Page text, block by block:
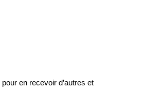
pour en recevoir d’autres et